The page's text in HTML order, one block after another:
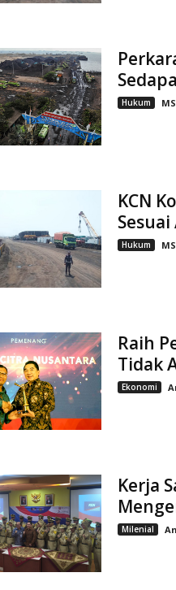
Hukum
KCN
Hukum
Raih
Tidak
Ekonomi
Kerja
Milenial